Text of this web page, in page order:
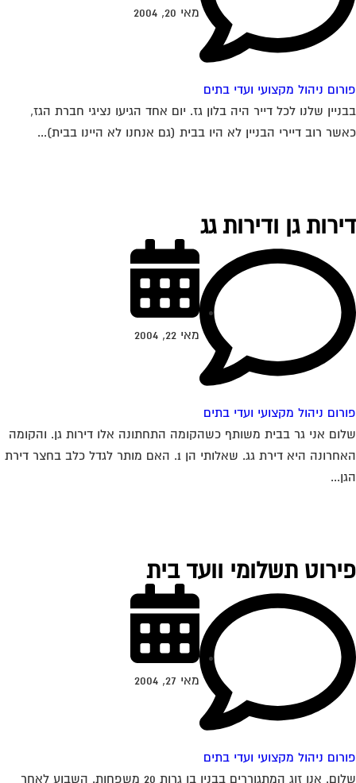
ניהול מקצועי ועדי בתים
מאי 20, 2004
שלנו לכל דייר היה בלון גז. יום אחד הגיעו נציגי חברת הגז,
רוב דיירי הבניין לא היו בבית (גם אנחנו לא היינו בבית)...
גן ודירות גג
ניהול מקצועי ועדי בתים
מאי 22, 2004
אני גר בבית משותף כשהקומה התחתונה אלו דירות גן. והקומה
האחרונה היא דירת גג. שאלותי הן 1. האם מותר לגדל כלב בחצר דירת
תשלומי וועד בית
ניהול מקצועי ועדי בתים
מאי 27, 2004
שלום. אנו זוג המתגוררים בבנין בו גרות 20 משפחות. השבוע לאחר